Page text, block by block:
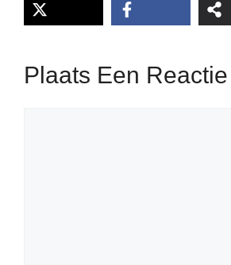
Plaats Een Reactie